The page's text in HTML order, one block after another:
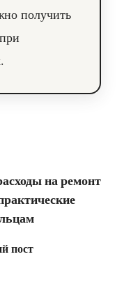
получить
на ремонт
пост